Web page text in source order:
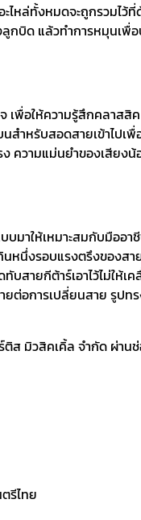
ล่ทั้งหมดจะถูกรวมไว้
กบิด แล้วทำการหมุนเ
พื่อให้ความรู้สึกคลาสสิ
รับสอดสายเข้าไปเพื่อ
ง ความแม่นยำของเสีย
าให้เหมาะสมกับมืออา
นหนึ่งรอบแรงตรึงของ
สายกีต้าร์เอาไว้ไม่ให้
อการเปลี่ยนสาย รูปทร
ส มิวสิคเคิ้ล จำกัด ผ่าน
รีไทย